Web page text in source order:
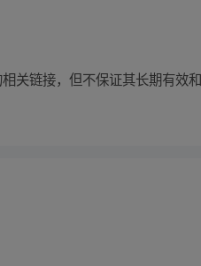
关链接，但不保证其长期有效